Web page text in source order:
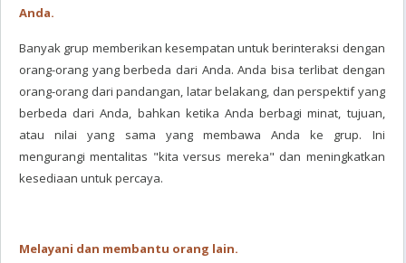
Anda.
Banyak grup memberikan kesempatan untuk berinteraksi dengan
orang-orang yang berbeda dari Anda. Anda bisa terlibat dengan
orang-orang dari pandangan, latar belakang, dan perspektif yang
berbeda dari Anda, bahkan ketika Anda berbagi minat, tujuan,
atau nilai yang sama yang membawa Anda ke grup. Ini
mengurangi mentalitas "kita versus mereka" dan meningkatkan
kesediaan untuk percaya.
Melayani dan membantu orang lain.